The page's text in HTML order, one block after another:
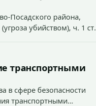
Посадского района,
убийством), ч. 1 ст.
транспортными
в сфере безопасности
транспортными